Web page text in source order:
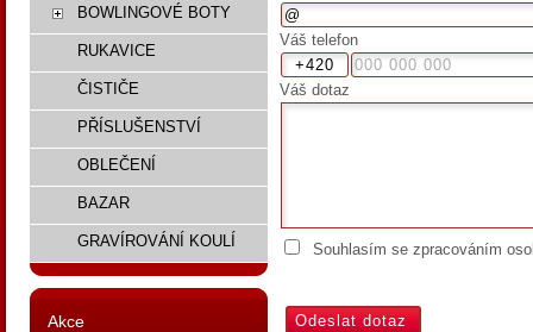
Váš telefon
Váš dotaz
Souhlasím se zpracováním
BOWLINGOVÉ BOTY
RUKAVICE
ČISTIČE
PŘÍSLUŠENSTVÍ
OBLEČENÍ
BAZAR
GRAVÍROVÁNÍ KOULÍ
Akce